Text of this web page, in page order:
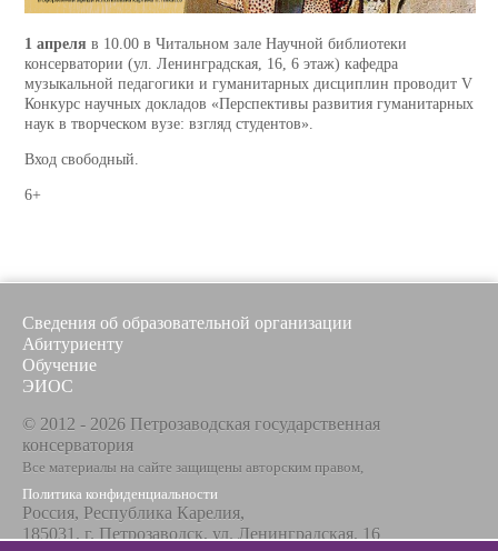
1 апреля в 10.00 в Читальном зале Научной библиотеки
консерватории (ул. Ленинградская, 16, 6 этаж) кафедра
музыкальной педагогики и гуманитарных дисциплин проводит V
Конкурс научных докладов «Перспективы развития гуманитарных
наук в творческом вузе: взгляд студентов».
Вход свободный.
6+
Сведения об образовательной организации
Абитуриенту
Обучение
ЭИОС
© 2012 - 2026 Петрозаводская государственная
консерватория
Все материалы на сайте защищены авторским правом,
Политика конфиденциальности
Россия, Республика Карелия,
185031, г. Петрозаводск, ул. Ленинградская, 16